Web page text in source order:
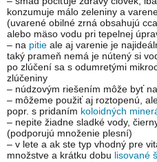
konzumuje málo zeleniny a
(uvarené obilné zrná obsahujú
alebo mäso vodu pri tepelnej
– na pitie ale aj varenie je
taký prameň nemá je nútený si
po zlúčení sa s odumretými
zlúčeniny
– núdzovým riešením môže byť
– môžeme použiť aj roztopenú,
popr. s pridaním koloidných
– nepite žiadne sladké vody,
(podporujú množenie plesní)
– v lete a ak ste typ vhodný pre
množstve a krátku dobu lisované